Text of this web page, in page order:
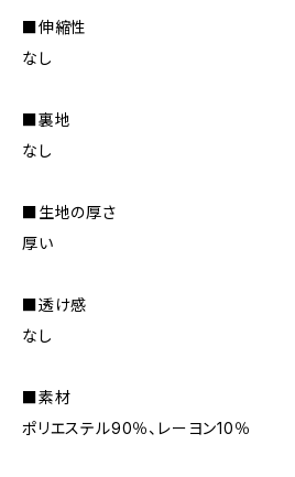
■伸縮性
なし
■裏地
なし
■生地の厚さ
厚い
■透け感
なし
■素材
ポリエステル90％、レーヨン10％